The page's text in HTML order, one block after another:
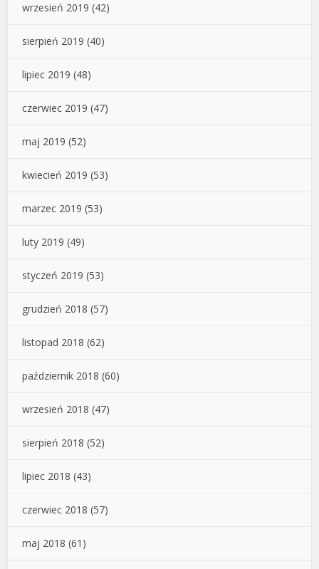
wrzesień 2019 (42)
sierpień 2019 (40)
lipiec 2019 (48)
czerwiec 2019 (47)
maj 2019 (52)
kwiecień 2019 (53)
marzec 2019 (53)
luty 2019 (49)
styczeń 2019 (53)
grudzień 2018 (57)
listopad 2018 (62)
październik 2018 (60)
wrzesień 2018 (47)
sierpień 2018 (52)
lipiec 2018 (43)
czerwiec 2018 (57)
maj 2018 (61)